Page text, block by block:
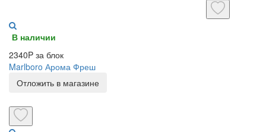
В наличии
2340P за блок
Marlboro Арома Фреш
Отложить в магазине